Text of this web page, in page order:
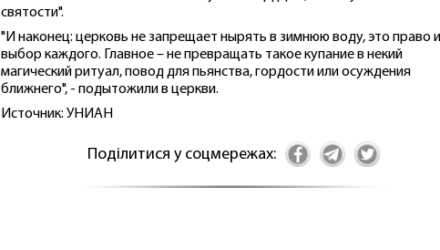
святости".
"И наконец: церковь не запрещает нырять в зимнюю воду, это право и
выбор каждого. Главное – не превращать такое купание в некий
магический ритуал, повод для пьянства, гордости или осуждения
ближнего", - подытожили в церкви.
Источник: УНИАН
Поділитися у соцмережах: